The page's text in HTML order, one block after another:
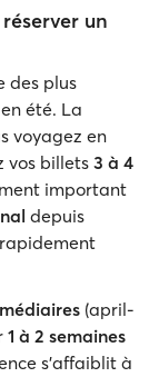
un
des plus
été. La
voyagez en
vos billets 3 à 4
important
depuis
(april-
1 à 2 semaines
s'affaiblit à